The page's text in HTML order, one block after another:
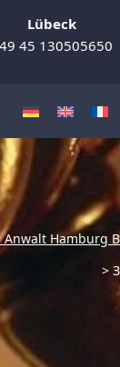
Lübeck
45 130505650
Anwalt Hamburg
>